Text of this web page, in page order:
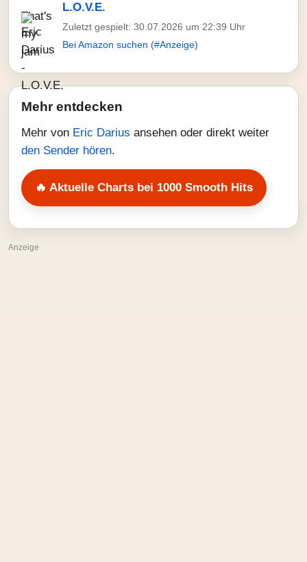
L.O.V.E.
Zuletzt gespielt: 30.07.2026 um 22:39 Uhr
Bei Amazon suchen (#Anzeige)
Mehr entdecken
Mehr von Eric Darius ansehen oder direkt weiter
den Sender hören.
🔥 Aktuelle Charts bei 1000 Smooth Hits
Anzeige